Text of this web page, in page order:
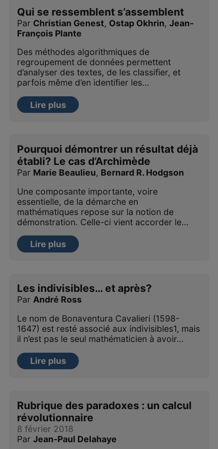
Qui se ressemblent s’assemblent
Par Christian Genest, Ostap Okhrin,Jean-
François Plante
Des méthodes algorithmiques de
regroupement de données permettent
d’analyser des textes, de les classifier, et
parfois même d’en identifier les…
Lire plus
Pourquoi démontrer un résultat déjà
établi? Le cas d’Archimède
Par Marie Beaulieu, Bernard R. Hodgson
Une composante importante, voire
essentielle, de la démarche en
mathématiques repose sur la notion de
démonstration. Celle-ci vient accorder le…
Lire plus
Les indivisibles… et après?
ParAndré Ross
Le nom de Bonaventura Cavalieri (1598-
1647) est resté associé aux indivisibles1, mais
il n’est pas le seul mathématicien à avoir…
Lire plus
Rubrique des paradoxes : un calcul
révolutionnaire
8 février 2018
ParJean-Paul Delahaye